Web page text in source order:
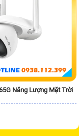
Năng Lượng Mặt Trời